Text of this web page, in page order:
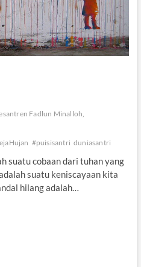
Fadlun Minalloh,
#puisisantri duniasantri
suatu cobaan dari tuhan yang
suatu keniscayaan kita
hilang adalah…